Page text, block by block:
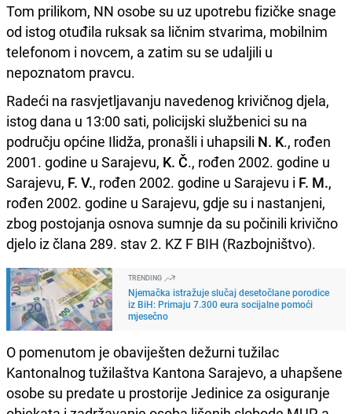
Tom prilikom, NN osobe su uz upotrebu fizičke snage
od istog otuđila ruksak sa ličnim stvarima, mobilnim
telefonom i novcem, a zatim su se udaljili u
nepoznatom pravcu.
Radeći na rasvjetljavanju navedenog krivičnog djela,
istog dana u 13:00 sati, policijski službenici su na
području općine Ilidža, pronašli i uhapsili N. K., rođen
2001. godine u Sarajevu, K. Č., rođen 2002. godine u
Sarajevu, F. V., rođen 2002. godine u Sarajevu i F. M.,
rođen 2002. godine u Sarajevu, gdje su i nastanjeni,
zbog postojanja osnova sumnje da su počinili krivično
djelo iz člana 289. stav 2. KZ F BIH (Razbojništvo).
TRENDING
Njemačka istražuje slučaj desetočlane porodice
iz BiH: Primaju 7.300 eura socijalne pomoći
mjesečno
O pomenutom je obaviješten dežurni tužilac
Kantonalnog tužilaštva Kantona Sarajevo, a uhapšene
osobe su predate u prostorije Jedinice za osiguranje